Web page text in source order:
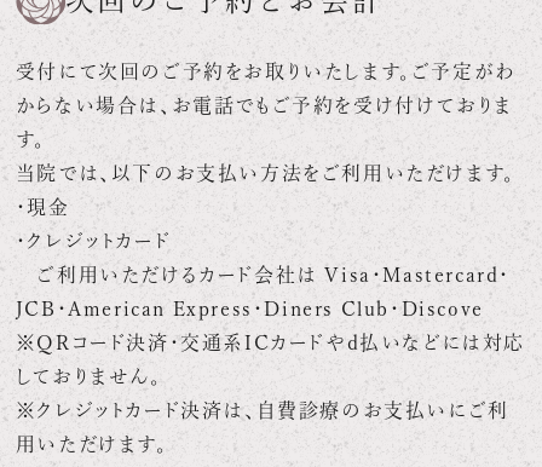
受付にて次回のご予約をお取りいたします。ご予定がわ
からない場合は、お電話でもご予約を受け付けておりま
す。
当院では、以下のお支払い方法をご利用いただけます。
・現金
・クレジットカード
ご利用いただけるカード会社は Visa・Mastercard・
JCB・American Express・Diners Club・Discove
※QRコード決済・交通系ICカードやd払いなどには対応
しておりません。
※クレジットカード決済は、自費診療のお支払いにご利
用いただけます。